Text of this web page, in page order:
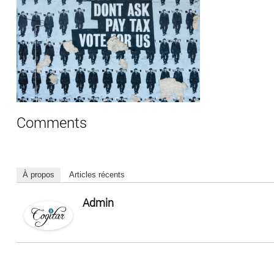
Comments
À propos Articles récents
Admin